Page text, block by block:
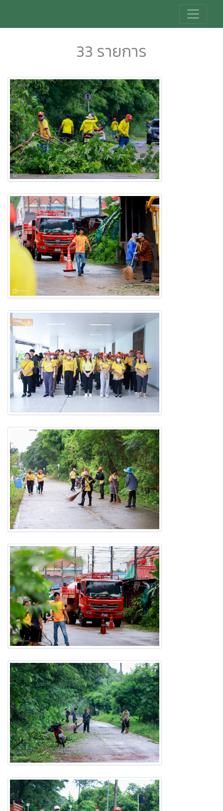
33 รายการ